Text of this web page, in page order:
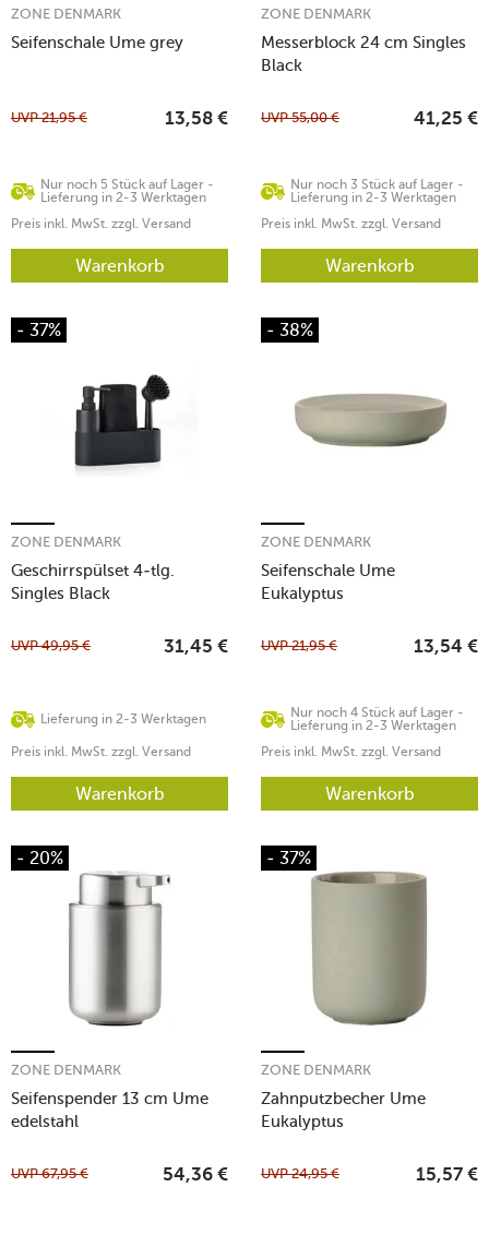
Seifenschale Ume grey
ZONE DENMARK
Nur noch 5 Stück auf Lager -
Lieferung in 2-3 Werktagen
UVP21,95 € 13,58 €
Preis inkl. MwSt. zzgl. Versand
Warenkorb
Messerblock 24 cm Singles
Black
ZONE DENMARK
Nur noch 3 Stück auf Lager -
Lieferung in 2-3 Werktagen
UVP55,00 € 41,25 €
Preis inkl. MwSt. zzgl. Versand
Warenkorb
- 37%
Geschirrspülset 4-tlg.
Singles Black
ZONE DENMARK
Lieferung in 2-3 Werktagen
UVP49,95 € 31,45 €
Preis inkl. MwSt. zzgl. Versand
Warenkorb
- 38%
Seifenschale Ume
Eukalyptus
ZONE DENMARK
Nur noch 4 Stück auf Lager -
Lieferung in 2-3 Werktagen
UVP21,95 € 13,54 €
Preis inkl. MwSt. zzgl. Versand
Warenkorb
- 20%
Seifenspender 13 cm Ume
edelstahl
ZONE DENMARK
UVP67,95 € 54,36 €
- 37%
Zahnputzbecher Ume
Eukalyptus
ZONE DENMARK
UVP24,95 € 15,57 €